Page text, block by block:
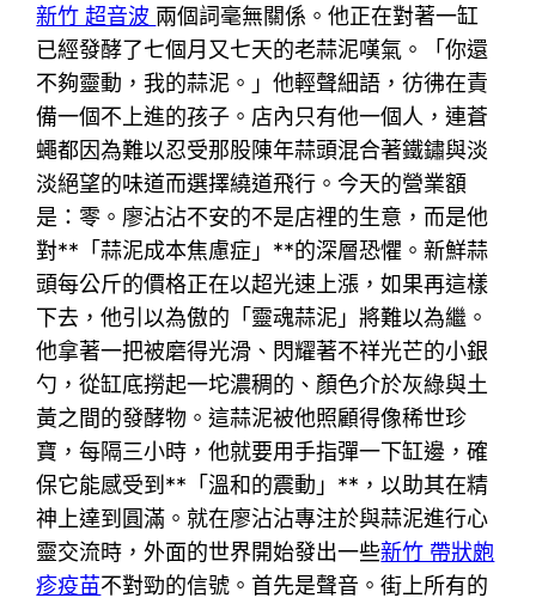
新竹 超音波 兩個詞毫無關係。他正在對著一缸
已經發酵了七個月又七天的老蒜泥嘆氣。「你還
不夠靈動，我的蒜泥。」他輕聲細語，彷彿在責
備一個不上進的孩子。店內只有他一個人，連蒼
蠅都因為難以忍受那股陳年蒜頭混合著鐵鏽與淡
淡絕望的味道而選擇繞道飛行。今天的營業額
是：零。廖沾沾不安的不是店裡的生意，而是他
對**「蒜泥成本焦慮症」**的深層恐懼。新鮮蒜
頭每公斤的價格正在以超光速上漲，如果再這樣
下去，他引以為傲的「靈魂蒜泥」將難以為繼。
他拿著一把被磨得光滑、閃耀著不祥光芒的小銀
勺，從缸底撈起一坨濃稠的、顏色介於灰綠與土
黃之間的發酵物。這蒜泥被他照顧得像稀世珍
寶，每隔三小時，他就要用手指彈一下缸邊，確
保它能感受到**「溫和的震動」**，以助其在精
神上達到圓滿。就在廖沾沾專注於與蒜泥進行心
靈交流時，外面的世界開始發出一些新竹 帶狀皰
疹疫苗不對勁的信號。首先是聲音。街上所有的